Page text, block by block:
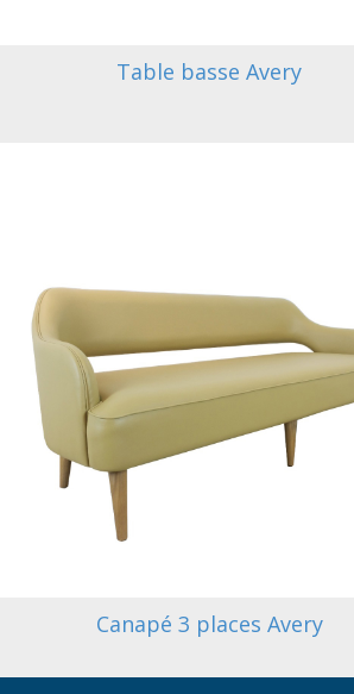
Table basse Avery
Canapé 3 places Avery